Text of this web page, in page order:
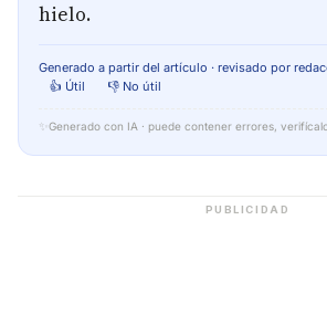
hielo.
Generado a partir del artículo · revisado por
👍 Útil
👎 No útil
✨ Generado con IA · puede contener errores,
PUBLICIDAD